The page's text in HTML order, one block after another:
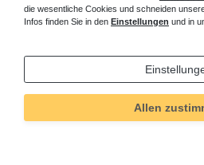
die wesentliche Cookies und schneiden
Infos finden Sie in den Einstellungen und in
Allen